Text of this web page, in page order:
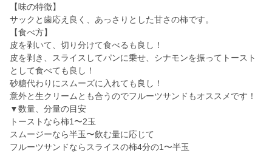
【味の特徴】
サックと歯応え良く、あっさりとした甘さの柿です。
【食べ方】
皮を剥いて、切り分けて食べるも良し！
皮を剥き、スライスしてパンに乗せ、シナモンを振ってトースト
として食べても良し！
砂糖代わりにスムーズに入れても良し！
意外と生クリームとも合うのでフルーツサンドもオススメです！
▼数量、分量の目安
トーストなら柿1〜2玉
スムージーなら半玉〜飲む量に応じて
フルーツサンドならスライスの柿4分の1〜半玉